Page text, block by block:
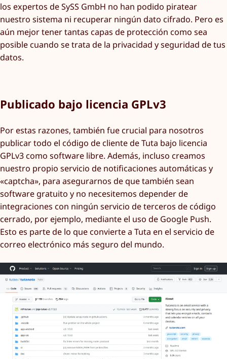
los expertos de SySS GmbH no han podido piratear
nuestro sistema ni recuperar ningún dato cifrado. Pero es
aún mejor tener tantas capas de protección como sea
posible cuando se trata de la privacidad y seguridad de tus
datos.
Publicado bajo licencia GPLv3
Por estas razones, también fue crucial para nosotros
publicar todo el código de cliente de Tuta bajo licencia
GPLv3 como software libre. Además, incluso creamos
nuestro propio servicio de notificaciones automáticas y
«captcha», para asegurarnos de que también sean
software gratuito y no necesitemos depender de
integraciones con ningún servicio de terceros de código
cerrado, por ejemplo, mediante el uso de Google Push.
Esto es parte de lo que convierte a Tuta en el servicio de
correo electrónico más seguro del mundo.